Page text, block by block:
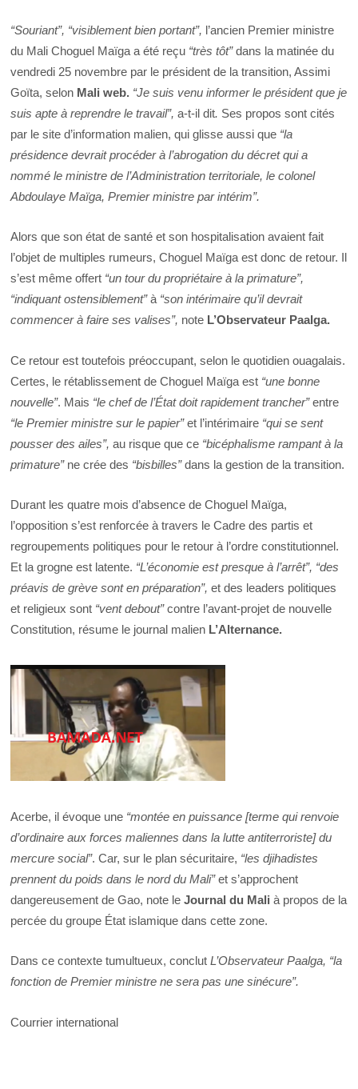
“Souriant”, “visiblement bien portant”, l’ancien Premier ministre
du Mali Choguel Maïga a été reçu “très tôt”dans la matinée du
vendredi 25 novembre par le président de la transition, Assimi
Goïta, selon Mali web. “Je suis venu informer le président que je
suis apte à reprendre le travail”,a-t-il dit. Ses propos sont cités
par le site d’information malien, qui glisse aussi que “la
présidence devrait procéder à l’abrogation du décret qui a
nommé le ministre de l’Administration territoriale, le colonel
Abdoulaye Maïga, Premier ministre par intérim”.
Alors que son état de santé et son hospitalisation avaient fait
l’objet de multiples rumeurs, Choguel Maïga est donc de retour. Il
s’est même offert “un tour du propriétaire à la primature”,
“indiquant ostensiblement”à “son intérimaire qu’il devrait
commencer à faire ses valises”, note L’Observateur Paalga.
Ce retour est toutefois préoccupant, selon le quotidien ouagalais.
Certes, le rétablissement de Choguel Maïga est “une bonne
nouvelle”. Mais “le chef de l’État doit rapidement trancher”entre
“le Premier ministre sur le papier”et l’intérimaire “qui se sent
pousser des ailes”, au risque que ce “bicéphalisme rampant à la
primature”ne crée des “bisbilles”dans la gestion de la transition.
Durant les quatre mois d’absence de Choguel Maïga,
l’opposition s’est renforcée à travers le Cadre des partis et
regroupements politiques pour le retour à l’ordre constitutionnel.
Et la grogne est latente. “L’économie est presque à l’arrêt”, “des
préavis de grève sont en préparation”, et des leaders politiques
et religieux sont “vent debout”contre l’avant-projet de nouvelle
Constitution, résume le journal malien L’Alternance.
Acerbe, il évoque une “montée en puissance [terme qui renvoie
d’ordinaire aux forces maliennes dans la lutte antiterroriste] du
mercure social”. Car, sur le plan sécuritaire, “les djihadistes
prennent du poids dans le nord du Mali”et s’approchent
dangereusement de Gao, note leJournal du Mali à propos de la
percée du groupe État islamique dans cette zone.
Dans ce contexte tumultueux, conclutL’Observateur Paalga, “la
fonction de Premier ministre ne sera pas une sinécure”.
Courrier international